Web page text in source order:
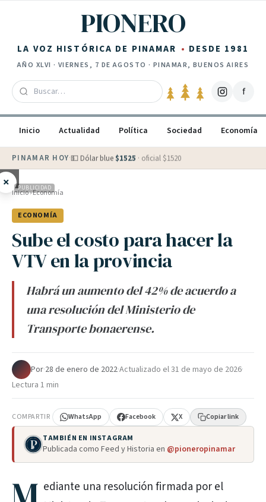
PIONERO
LA VOZ HISTÓRICA DE PINAMAR DESDE 1981
AÑO XLVI · VIERNES, 7 DE AGOSTO · PINAMAR, BUENOS AIRES
f
Inicio Actualidad Política Sociedad Economía
PINAMAR HOY·💵 Dólar blue $1525 · oficial $1520
× PUBLICIDAD
Inicio›Economía
ECONOMÍA
Sube el costo para hacer la
VTV en la provincia
Habrá un aumento del 42% de acuerdo a
una resolución del Ministerio de
Transporte bonaerense.
Por·28 de enero de 2022·Actualizado el31 de mayo de 2026·
Lectura 1 min
COMPARTIR WhatsApp Facebook X Copiar link
TAMBIÉN EN INSTAGRAM
Publicada como Feed y Historia en @pioneropinamar
ediante una resolución firmada por el